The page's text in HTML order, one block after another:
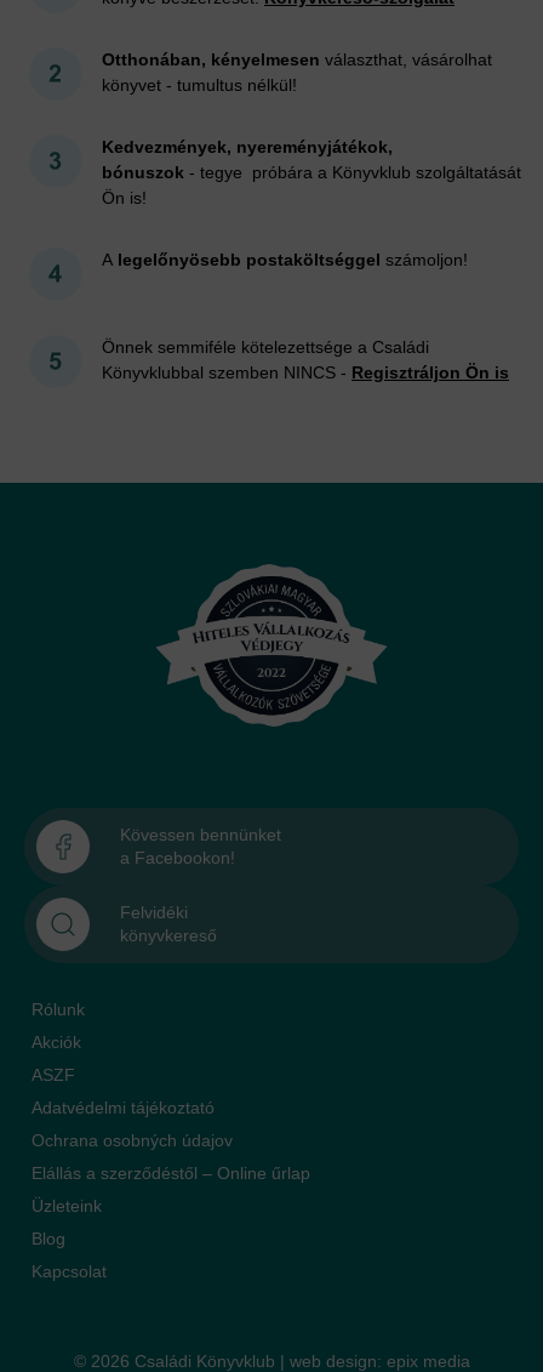
Otthonában, kényelmesen választhat, vásárolhat
könyvet - tumultus nélkül!
Kedvezmények, nyereményjátékok,
bónuszok - tegye próbára a Könyvklub szolgáltatását
Ön is!
A legelőnyösebb postaköltséggel számoljon!
Önnek semmiféle kötelezettsége a Családi
Könyvklubbal szemben NINCS - Regisztráljon Ön is
Kövessen bennünket
a Facebookon!
Felvidéki
könyvkereső
Rólunk
Akciók
ASZF
Adatvédelmi tájékoztató
Ochrana osobných údajov
Elállás a szerződéstől – Online űrlap
Üzleteink
Blog
Kapcsolat
© 2026 Családi Könyvklub | web design: epix media